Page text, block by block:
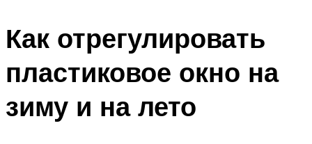
Как отрегулировать
пластиковое окно на
зиму и на лето